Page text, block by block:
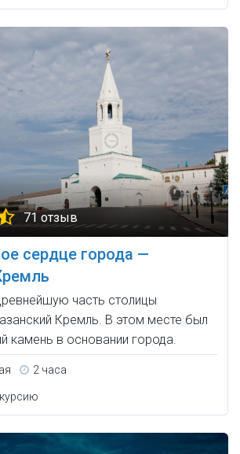
71 отзыв
сердце города —
часть столицы
Кремль. В этом месте был
камень в основании города.
2 часа